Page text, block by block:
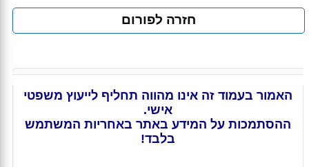
חזרה לפורום
האמור בעמוד זה אינו מהווה תחליף לייעוץ משפטי
אישי.
ההסתמכות על המידע באתר באחריות המשתמש
בלבד!